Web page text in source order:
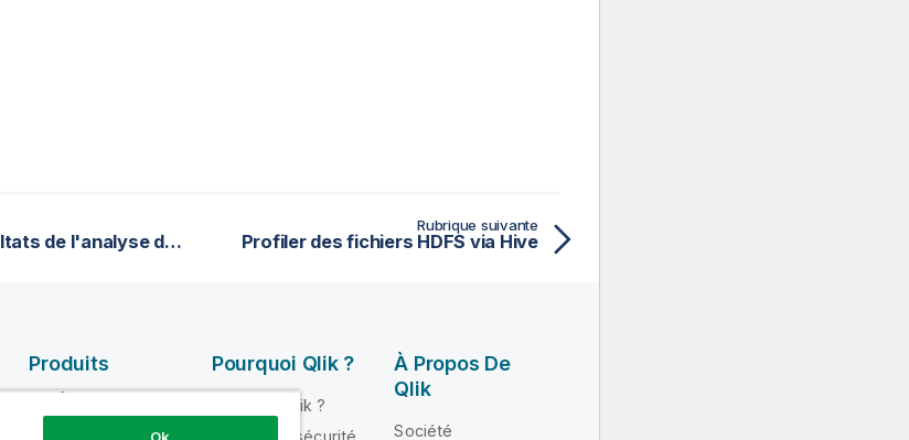
Explorer les résultats de l'analyse de corrélation nominale
Rubrique suivante
Profiler des fichiers HDFS via Hive
Produits
QUALITÉ DE
Pourquoi Qlik ?
Pourquoi Qlik ?
Fiabilité et sécurité
À Propos De
Qlik
Société